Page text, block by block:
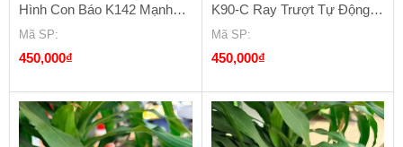
Hình Con Báo K142 Mạnh
Mẽ Và Đẳng Cấp
Mã SP:
450,000₫
K90-C Ray Trượt Tự Động
Cao Cấp
Mã SP:
450,000₫